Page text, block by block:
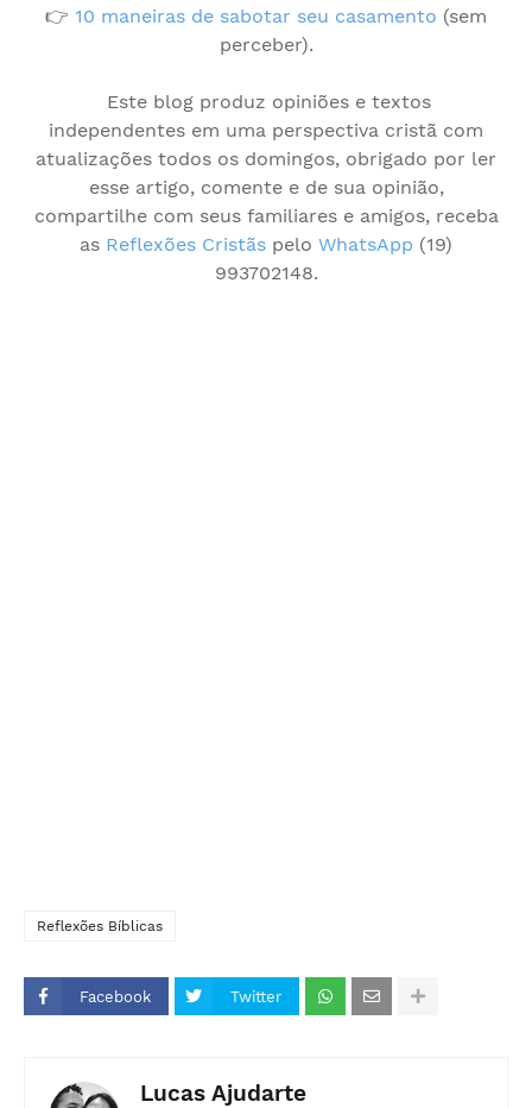
👉 10 maneiras de sabotar seu casamento (sem
perceber).
Este blog produz opiniões e textos
independentes em uma perspectiva cristã com
atualizações todos os domingos, obrigado por ler
esse artigo, comente e de sua opinião,
compartilhe com seus familiares e amigos, receba
as Reflexões Cristãs pelo WhatsApp (19)
993702148.
Reflexões Bíblicas
Facebook Twitter
Lucas Ajudarte